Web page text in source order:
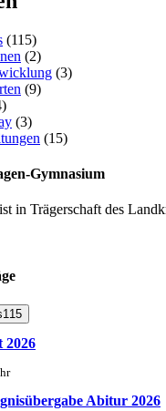
(115)
(2)
(3)
(9)
(3)
(15)
Gymnasium
in Trägerschaft des
115
2026
Abitur 2026